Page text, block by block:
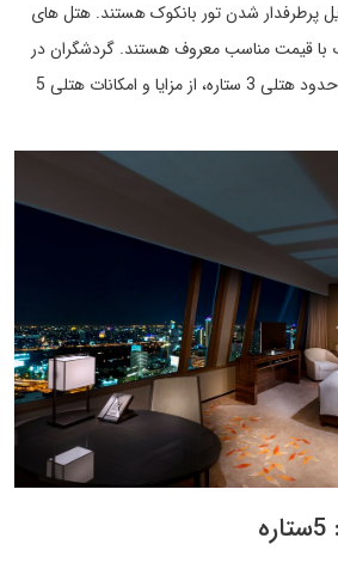
پرطرفدار شدن تور بانکوک هستند. هتل های
قیمت مناسب معروف هستند. گردشگران در
این شهر با پرداخت پولی در حدود هتلی 3 ستاره، از مزایا و امکانات هتلی 5